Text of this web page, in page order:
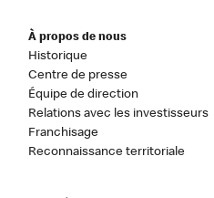
À propos de nous
Historique
Centre de presse
Équipe de direction
Relations avec les investisseurs
Franchisage
Reconnaissance territoriale